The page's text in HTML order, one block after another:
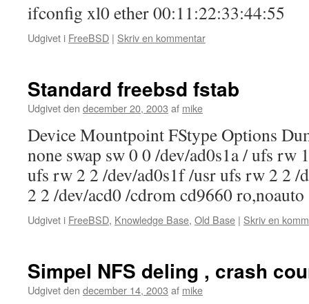
ifconfig xl0 ether 00:11:22:33:44:55
Udgivet i FreeBSD | Skriv en kommentar
Standard freebsd fstab
Udgivet den december 20, 2003 af mike
Device Mountpoint FStype Options
none swap sw 0 0 /dev/ad0s1a / ufs rw
ufs rw 2 2 /dev/ad0s1f /usr ufs rw 2 2 /
2 2 /dev/acd0 /cdrom cd9660
Udgivet i FreeBSD, Knowledge Base, Old Base | Skriv en
Simpel NFS deling , crash
Udgivet den december 14, 2003 af mike